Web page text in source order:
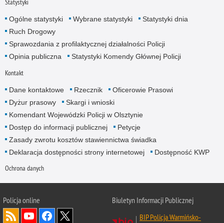
Statystyki
Ogólne statystyki Wybrane statystyki
Statystyki dnia
Ruch Drogowy
Sprawozdania z profilaktycznej działalności Policji
Opinia publiczna
Statystyki Komendy Głównej Policji
Kontakt
Dane kontaktowe Rzecznik
Oficerowie Prasowi
Dyżur prasowy
Skargi i wnioski
Komendant Wojewódzki Policji w Olsztynie
Dostęp do informacji publicznej
Petycje
Zasady zwrotu kosztów stawiennictwa świadka
Deklaracja dostępności strony internetowej
Dostępność KWP
Ochrona danych
Policja online
Biuletyn Informacji Publicznej
BIP Policja Warmińsko-